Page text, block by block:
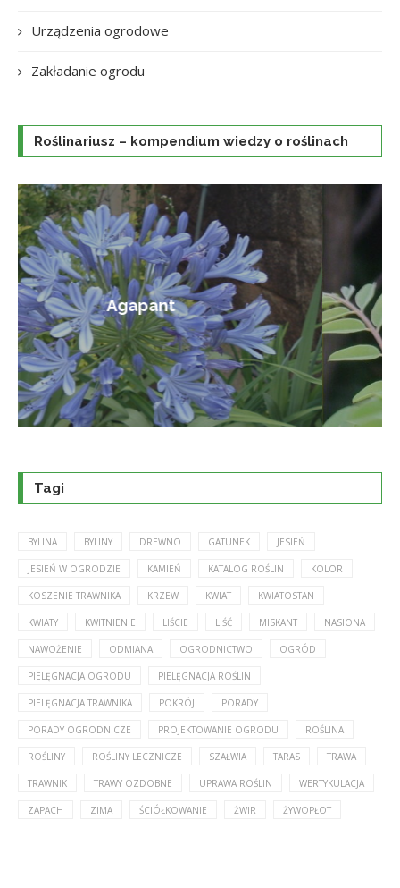
Urządzenia ogrodowe
Zakładanie ogrodu
Roślinariusz – kompendium wiedzy o roślinach
Amorfa krzewiasta
Tagi
BYLINA BYLINY DREWNO GATUNEK JESIEŃ
JESIEŃ W OGRODZIE KAMIEŃ KATALOG ROŚLIN KOLOR
KOSZENIE TRAWNIKA KRZEW KWIAT KWIATOSTAN
KWIATY KWITNIENIE LIŚCIE LIŚĆ MISKANT NASIONA
NAWOŻENIE ODMIANA OGRODNICTWO OGRÓD
PIELĘGNACJA OGRODU PIELĘGNACJA ROŚLIN
PIELĘGNACJA TRAWNIKA POKRÓJ PORADY
PORADY OGRODNICZE PROJEKTOWANIE OGRODU ROŚLINA
ROŚLINY ROŚLINY LECZNICZE SZAŁWIA TARAS TRAWA
TRAWNIK TRAWY OZDOBNE UPRAWA ROŚLIN WERTYKULACJA
ZAPACH ZIMA ŚCIÓŁKOWANIE ŻWIR ŻYWOPŁOT